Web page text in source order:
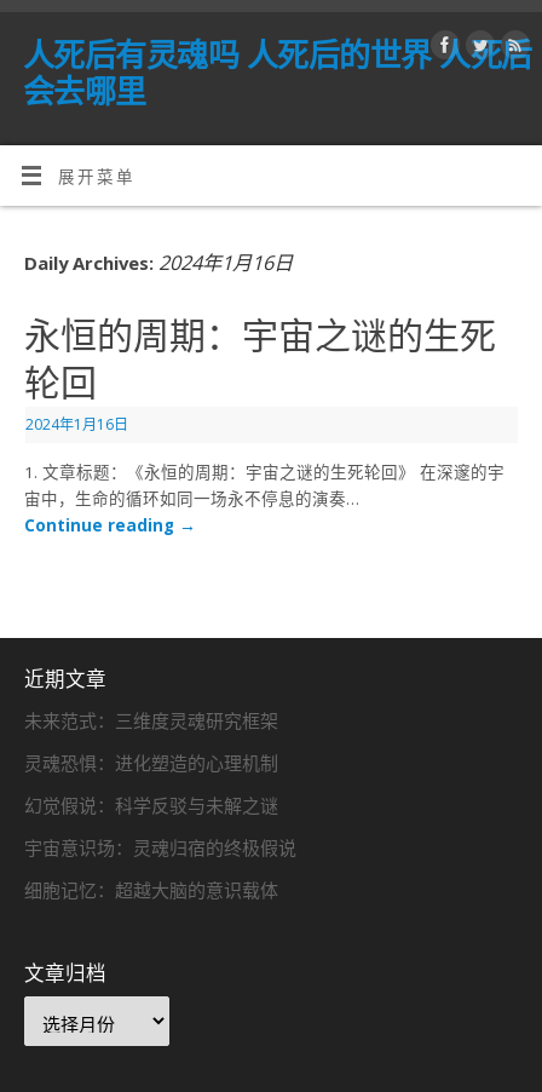
人死后有灵魂吗 人死后的世界 人死后
会去哪里
展开菜单
Daily Archives: 2024年1月16日
永恒的周期：宇宙之谜的生死
轮回
2024年1月16日
1. 文章标题：《永恒的周期：宇宙之谜的生死轮回》 在深邃的宇
宙中，生命的循环如同一场永不停息的演奏…
Continue reading →
近期文章
未来范式：三维度灵魂研究框架
灵魂恐惧：进化塑造的心理机制
幻觉假说：科学反驳与未解之谜
宇宙意识场：灵魂归宿的终极假说
细胞记忆：超越大脑的意识载体
文章归档